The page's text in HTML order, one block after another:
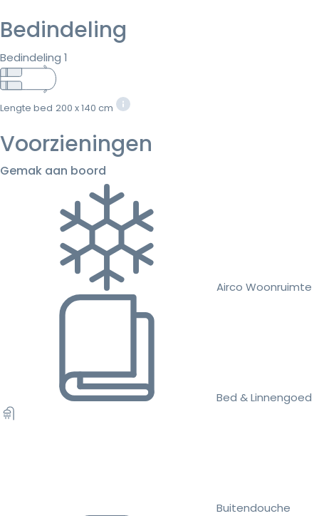
Bedindeling
Bedindeling 1
Lengte bed 200 x 140 cm
Voorzieningen
Gemak aan boord
Airco Woonruimte
Bed & Linnengoed
Buitendouche